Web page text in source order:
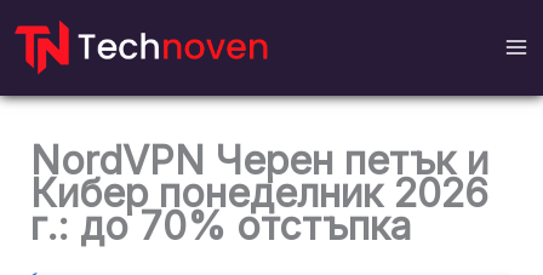
Напред
съдържание
NordVPN Черен петък и
Кибер понеделник 2026
г.: до 70% отстъпка